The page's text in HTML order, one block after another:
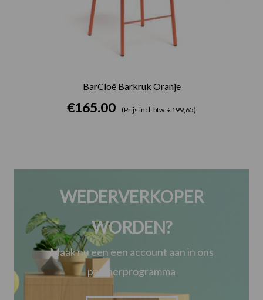
BarCloë Barkruk Oranje
€165.00 (Prijs incl. btw: €199,65)
WEDERVERKOPER
WORDEN?
Maak nu een een account aan in ons
partnerprogramma